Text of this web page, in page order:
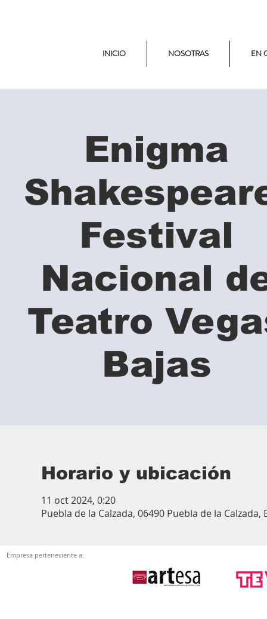
Enigma
Festival
Nacional
Teatro
Bajas
Horario y ubicación
11 oct 2024, 0:20
Puebla de la Calzada, 06490 Puebla de la Calzada,
INICIO NOSOTRAS EN
Empresa perteneciente a: